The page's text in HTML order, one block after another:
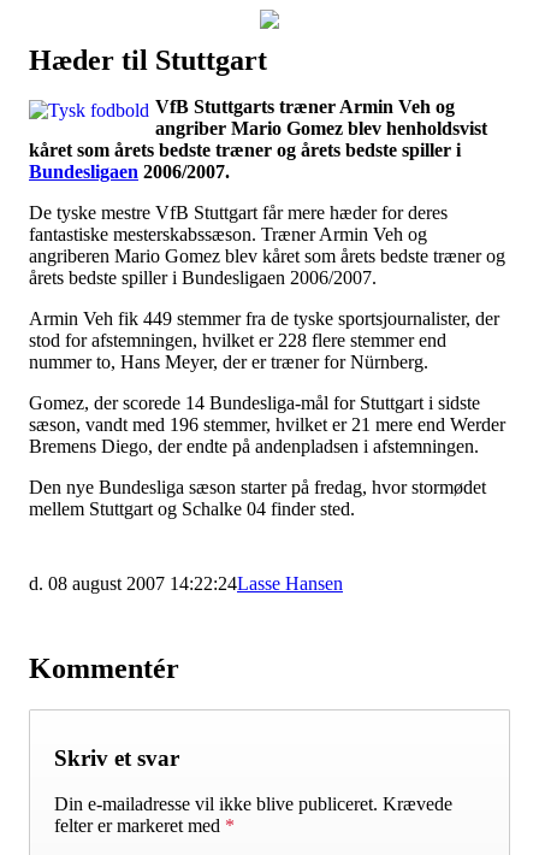
Наши партнеры
лучшие займы
Hæder til Stuttgart
VfB Stuttgarts træner Armin Veh og
angriber Mario Gomez blev henholdsvist
kåret som årets bedste træner og årets bedste spiller i
Bundesligaen 2006/2007.
De tyske mestre VfB Stuttgart får mere hæder for deres
fantastiske mesterskabssæson. Træner Armin Veh og
angriberen Mario Gomez blev kåret som årets bedste træner og
årets bedste spiller i Bundesligaen 2006/2007.
Armin Veh fik 449 stemmer fra de tyske sportsjournalister, der
stod for afstemningen, hvilket er 228 flere stemmer end
nummer to, Hans Meyer, der er træner for Nürnberg.
Gomez, der scorede 14 Bundesliga-mål for Stuttgart i sidste
sæson, vandt med 196 stemmer, hvilket er 21 mere end Werder
Bremens Diego, der endte på andenpladsen i afstemningen.
Den nye Bundesliga sæson starter på fredag, hvor stormødet
mellem Stuttgart og Schalke 04 finder sted.
d. 08 august 2007 14:22:24Lasse Hansen
Kommentér
Skriv et svar
Din e-mailadresse vil ikke blive publiceret. Krævede
felter er markeret med *